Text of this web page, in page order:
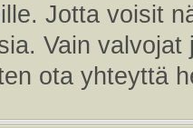
Jotta voisit
Vain
ota yhteyttä